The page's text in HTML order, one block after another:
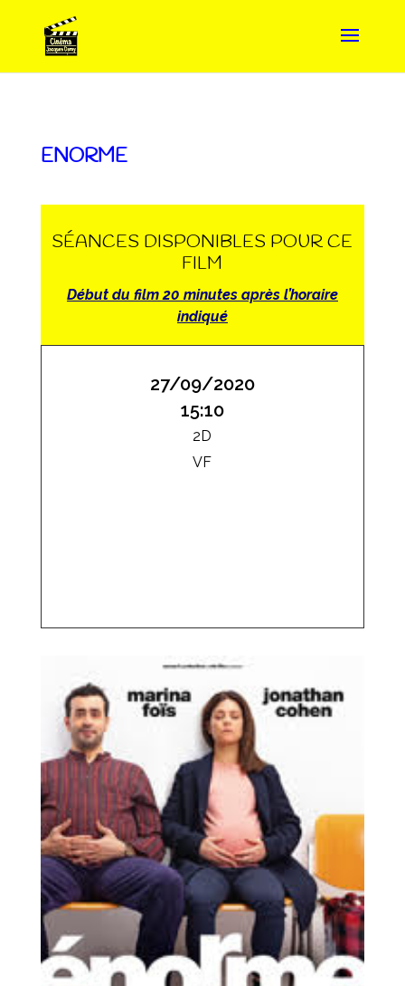
ENORME
SÉANCES DISPONIBLES POUR CE
FILM
Début du film 20 minutes après l’horaire
indiqué
27/09/2020
15:10
2D
VF